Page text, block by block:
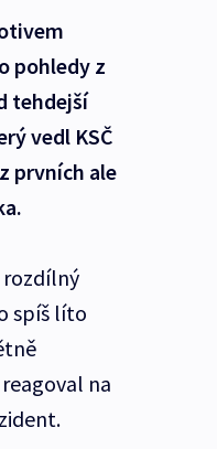
pohledy z
tehdejší
vedl KSČ
prvních ale
rozdílný
spíš líto
na